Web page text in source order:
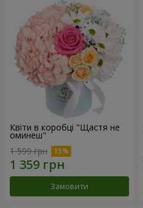
Квіти в коробці "Щастя не
оминеш"
1 599 грн
Замовити